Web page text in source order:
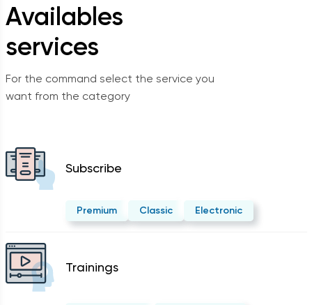
Availables
services
For the command select the service you
want from the category
Subscribe
Premium Classic Electronic
Trainings